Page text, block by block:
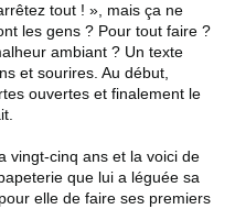
tout ! », mais ça ne
les gens ? Pour tout faire ?
ambiant ? Un texte
et sourires. Au début,
ouvertes et finalement le
vingt-cinq ans et la voici de
que lui a léguée sa
elle de faire ses premiers